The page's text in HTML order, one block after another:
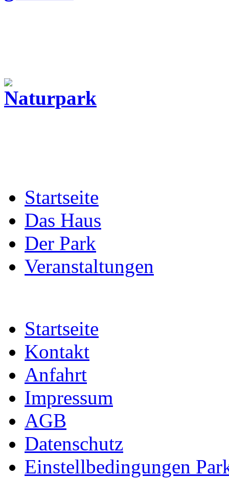
Startseite
Das Haus
Der Park
Veranstaltungen
Startseite
Kontakt
Anfahrt
Impressum
AGB
Datenschutz
Einstellbedingungen